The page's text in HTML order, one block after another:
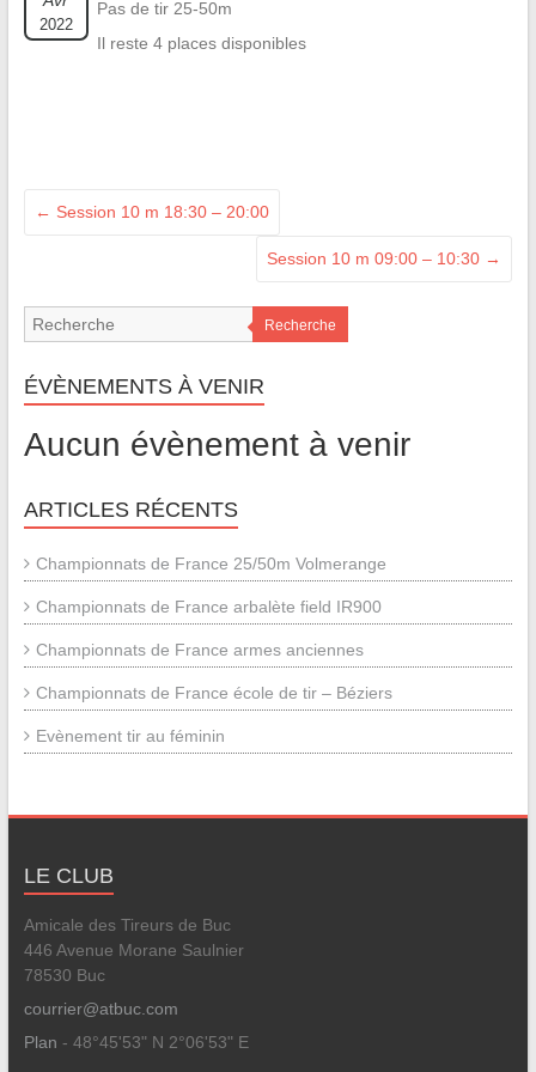
2022
Pas de tir 25-50m
Il reste 4 places disponibles
← Session 10 m 18:30 – 20:00
Session 10 m 09:00 – 10:30 →
Recherche
ÉVÈNEMENTS À VENIR
Aucun évènement à venir
ARTICLES RÉCENTS
Championnats de France 25/50m Volmerange
Championnats de France arbalète field IR900
Championnats de France armes anciennes
Championnats de France école de tir – Béziers
Evènement tir au féminin
LE CLUB
Amicale des Tireurs de Buc
446 Avenue Morane Saulnier
78530 Buc
courrier@atbuc.com
Plan - 48°45'53" N 2°06'53" E